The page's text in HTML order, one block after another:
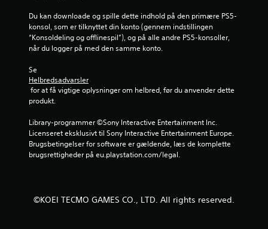
3
v
r
e
n
Du kan downloade og spille dette indhold på den primære PS5-
konsol, som er tilknyttet din konto (gennem indstillingen
“Konsoldeling og offlinespil”), og på alle andre PS5-konsoller,
når du logger på med den samme konto.
Se
Helbredsadvarsler
produkt.
Library-programmer ©Sony Interactive Entertainment Inc.
Licenseret eksklusivt til Sony Interactive Entertainment Europe.
Brugsbetingelser for software er gældende, læs de komplette
brugsrettigheder på eu.playstation.com/legal.
©KOEI TECMO GAMES CO., LTD. All rights reserved.